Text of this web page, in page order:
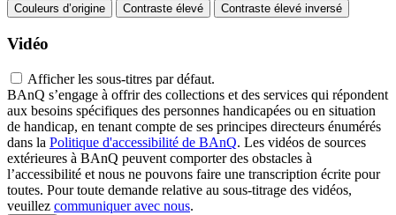
Couleurs d’origine Contraste élevé Contraste élevé inversé
Vidéo
Afficher les sous-titres par défaut.
BAnQ s’engage à offrir des collections et des services qui répondent
aux besoins spécifiques des personnes handicapées ou en situation
de handicap, en tenant compte de ses principes directeurs énumérés
dans la Politique d'accessibilité de BAnQ. Les vidéos de sources
extérieures à BAnQ peuvent comporter des obstacles à
l’accessibilité et nous ne pouvons faire une transcription écrite pour
toutes. Pour toute demande relative au sous-titrage des vidéos,
veuillez communiquer avec nous.